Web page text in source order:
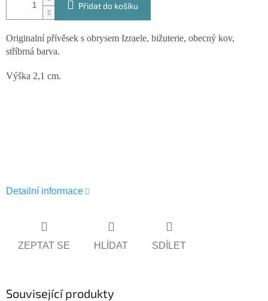
Přidat do košíku
Originalní přívěsek s obrysem Izraele, bižuterie, obecný kov,
stříbrná barva.
Výška 2,1 cm.
Detailní informace
ZEPTAT SE HLÍDAT SDÍLET
Související produkty